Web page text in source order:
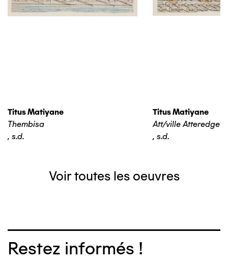
Titus Matiyane
Thembisa
, s.d.
Titus Matiyane
Att/ville
, s.d.
Voir toutes les oeuvres
Restez informés !